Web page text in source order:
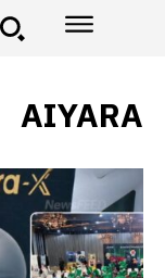
AIYARA